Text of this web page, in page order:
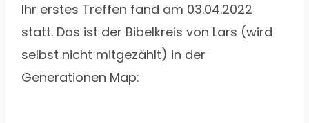
Ihr erstes Treffen fand am 03.04.2022
statt. Das ist der Bibelkreis von Lars (wird
selbst nicht mitgezählt) in der
Generationen Map: